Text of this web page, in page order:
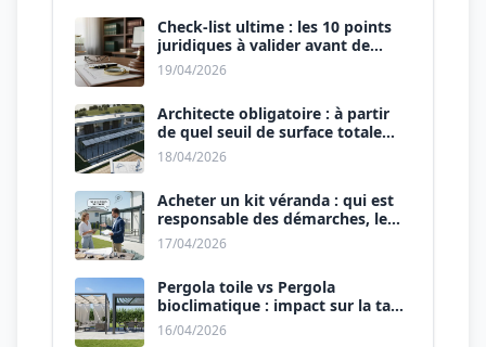
Check-list ultime : les 10 points
juridiques à valider avant de
signer le devis.
19/04/2026
Architecte obligatoire : à partir
de quel seuil de surface totale
(Maison + Véranda) ?
18/04/2026
Acheter un kit véranda : qui est
responsable des démarches, le
vendeur ou vous ?
17/04/2026
Pergola toile vs Pergola
bioclimatique : impact sur la taxe
d’aménagement.
16/04/2026